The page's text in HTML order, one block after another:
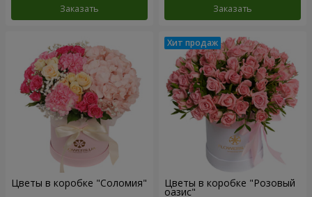
Заказать Заказать
Цветы в коробке "Соломия" Цветы в коробке "Розовый
оазис"